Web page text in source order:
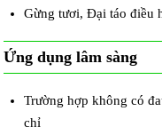
Gừng tươi, Đại táo điều
Ứng dụng lâm sàng
Trường hợp không có
chỉ